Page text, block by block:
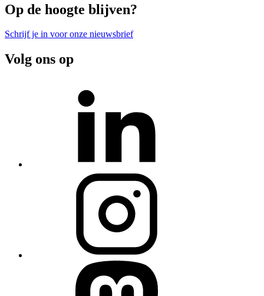
Op de hoogte blijven?
Schrijf je in voor onze nieuwsbrief
Volg ons op